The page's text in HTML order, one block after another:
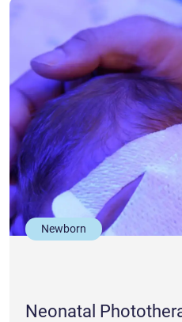
Newborn
Neonatal